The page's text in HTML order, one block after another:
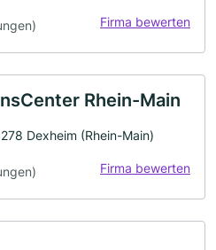
Firma bewerten
Rhein-Main
Dexheim (Rhein-Main)
Firma bewerten